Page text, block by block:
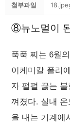
첨부파일
⑧뉴노멀이
푹푹 찌는 6월
이케미칼 폴리
자 펄펄 끓는
껴졌다. 실내
을 내는 기계에